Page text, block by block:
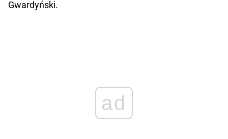
Gwardyński.
ad